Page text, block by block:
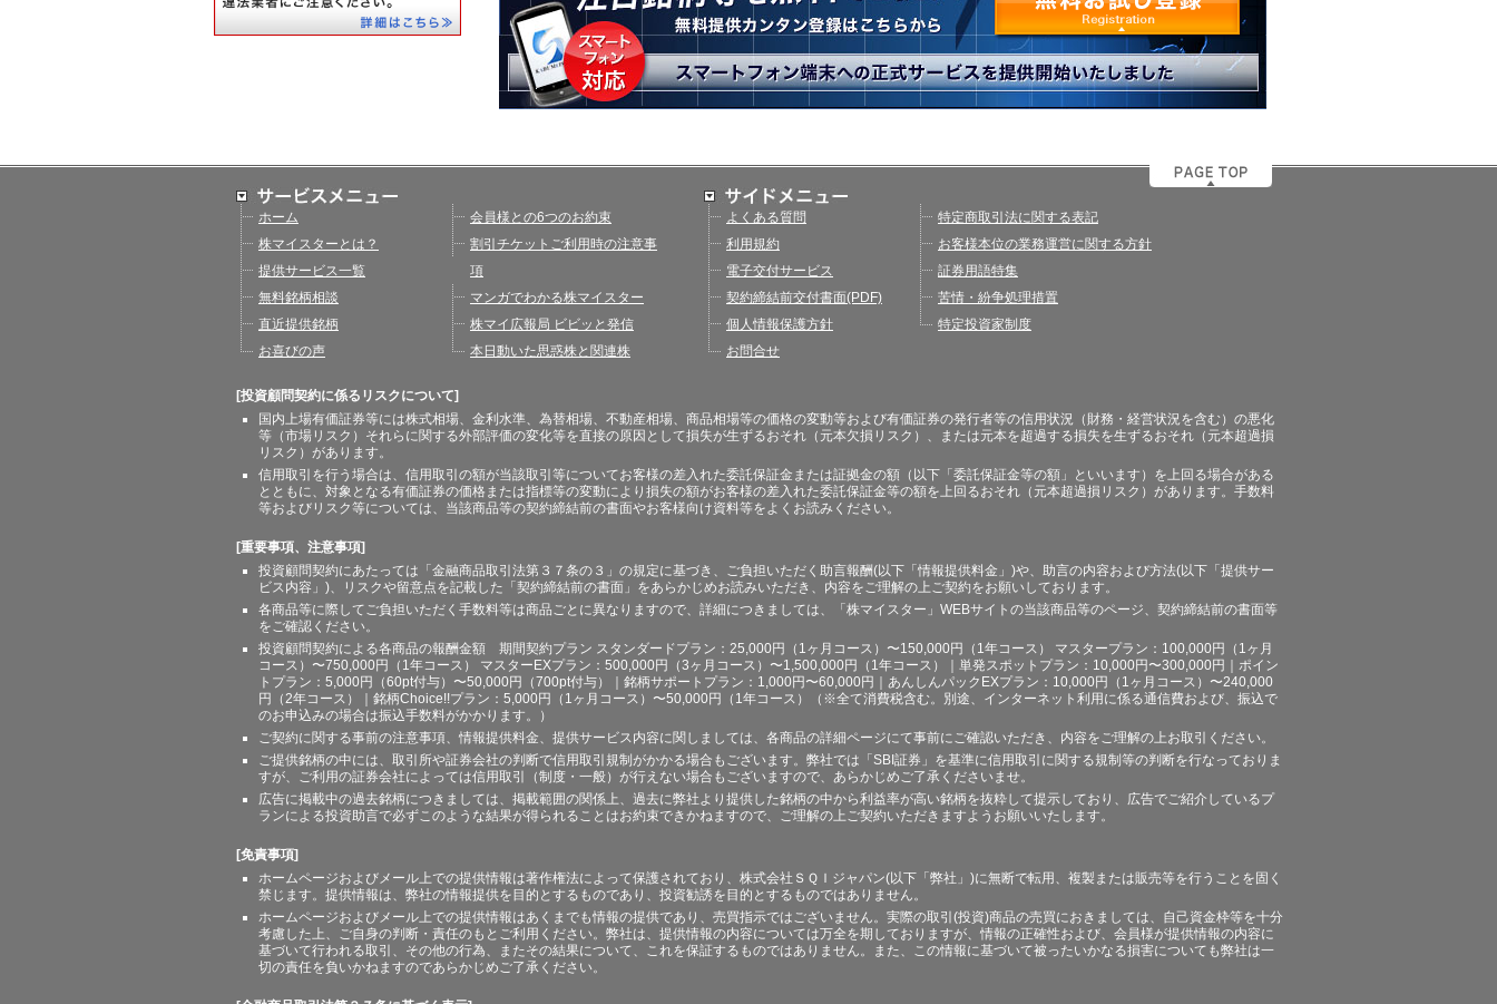
ホーム
株マイスターとは？
提供サービス一覧
無料銘柄相談
直近提供銘柄
お喜びの声
会員様との6つのお約束
割引チケットご利用時の注意事
項
マンガでわかる株マイスター
株マイ広報局 ビビッと発信
本日動いた思惑株と関連株
よくある質問
利用規約
電子交付サービス
契約締結前交付書面(PDF)
個人情報保護方針
お問合せ
特定商取引法に関する表記
お客様本位の業務運営に関する方針
証券用語特集
苦情・紛争処理措置
特定投資家制度
[投資顧問契約に係るリスクについて]
国内上場有価証券等には株式相場、金利水準、為替相場、不動産相場、商品相場等の価格の変動等および有価証券の発行者等の信用状況（財務・経営状況を含む）の悪化
等（市場リスク）それらに関する外部評価の変化等を直接の原因として損失が生ずるおそれ（元本欠損リスク）、または元本を超過する損失を生ずるおそれ（元本超過損
リスク）があります。
信用取引を行う場合は、信用取引の額が当該取引等についてお客様の差入れた委託保証金または証拠金の額（以下「委託保証金等の額」といいます）を上回る場合がある
とともに、対象となる有価証券の価格または指標等の変動により損失の額がお客様の差入れた委託保証金等の額を上回るおそれ（元本超過損リスク）があります。手数料
等およびリスク等については、当該商品等の契約締結前の書面やお客様向け資料等をよくお読みください。
[重要事項、注意事項]
投資顧問契約にあたっては「金融商品取引法第３７条の３」の規定に基づき、ご負担いただく助言報酬(以下「情報提供料金」)や、助言の内容および方法(以下「提供サー
ビス内容」)、リスクや留意点を記載した「契約締結前の書面」をあらかじめお読みいただき、内容をご理解の上ご契約をお願いしております。
各商品等に際してご負担いただく手数料等は商品ごとに異なりますので、詳細につきましては、「株マイスター」WEBサイトの当該商品等のページ、契約締結前の書面等
をご確認ください。
投資顧問契約による各商品の報酬金額 期間契約プラン スタンダードプラン：25,000円（1ヶ月コース）〜150,000円（1年コース） マスタープラン：100,000円（1ヶ月
コース）〜750,000円（1年コース） マスターEXプラン：500,000円（3ヶ月コース）〜1,500,000円（1年コース）｜単発スポットプラン：10,000円〜300,000円｜ポイン
トプラン：5,000円（60pt付与）〜50,000円（700pt付与）｜銘柄サポートプラン：1,000円〜60,000円｜あんしんパックEXプラン：10,000円（1ヶ月コース）〜240,000
円（2年コース）｜銘柄Choice!!プラン：5,000円（1ヶ月コース）〜50,000円（1年コース）（※全て消費税含む。別途、インターネット利用に係る通信費および、振込で
のお申込みの場合は振込手数料がかかります。）
ご契約に関する事前の注意事項、情報提供料金、提供サービス内容に関しましては、各商品の詳細ページにて事前にご確認いただき、内容をご理解の上お取引ください。
ご提供銘柄の中には、取引所や証券会社の判断で信用取引規制がかかる場合もございます。弊社では「SBI証券」を基準に信用取引に関する規制等の判断を行なっておりま
すが、ご利用の証券会社によっては信用取引（制度・一般）が行えない場合もございますので、あらかじめご了承くださいませ。
広告に掲載中の過去銘柄につきましては、掲載範囲の関係上、過去に弊社より提供した銘柄の中から利益率が高い銘柄を抜粋して提示しており、広告でご紹介しているプ
ランによる投資助言で必ずこのような結果が得られることはお約束できかねますので、ご理解の上ご契約いただきますようお願いいたします。
[免責事項]
ホームページおよびメール上での提供情報は著作権法によって保護されており、株式会社ＳＱＩジャパン(以下「弊社」)に無断で転用、複製または販売等を行うことを固く
禁じます。提供情報は、弊社の情報提供を目的とするものであり、投資勧誘を目的とするものではありません。
ホームページおよびメール上での提供情報はあくまでも情報の提供であり、売買指示ではございません。実際の取引(投資)商品の売買におきましては、自己資金枠等を十分
考慮した上、ご自身の判断・責任のもとご利用ください。弊社は、提供情報の内容については万全を期しておりますが、情報の正確性および、会員様が提供情報の内容に
基づいて行われる取引、その他の行為、またその結果について、これを保証するものではありません。また、この情報に基づいて被ったいかなる損害についても弊社は一
切の責任を負いかねますのであらかじめご了承ください。